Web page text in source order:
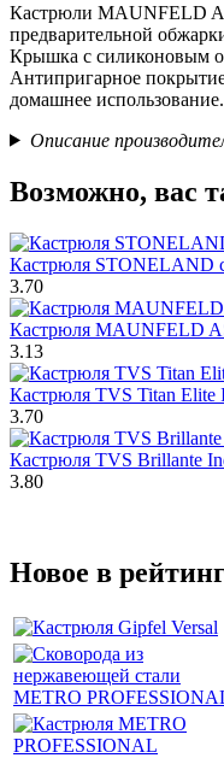
Кастрюли MAUNFELD
предварительной
Крышка с силиконовым
Антипригарное
домашнее использование.
Описание
Возможно, вас
Кастрюля STONELAND
3.70
Кастрюля MAUNFELD
3.13
Кастрюля TVS Titan Elite
3.70
Кастрюля TVS Brillante
3.80
Новое в